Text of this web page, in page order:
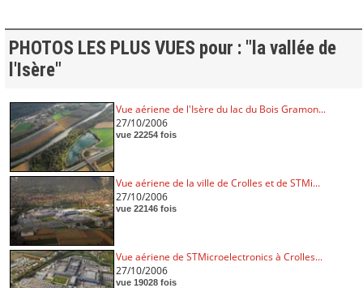
PHOTOS LES PLUS VUES pour : "la vallée de
l'Isère"
Vue aériene de l'Isère du lac du Bois Gramon...
27/10/2006
vue 22254 fois
Vue aériene de la ville de Crolles et de STMi...
27/10/2006
vue 22146 fois
Vue aériene de STMicroelectronics à Crolles...
27/10/2006
vue 19028 fois